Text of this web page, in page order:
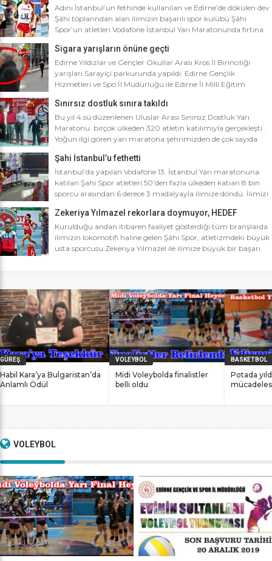
Adını İstanbul’un fethinde kullanılan ve Edirne’de dökülen dev
Şâhi toplarından alan ilimizin başarılı spor kulübü Şâhi
Spor’un atletleri Vodafone İstanbul Yarı Maratonunda fırtına
Vodafone İstanbul Yarı Maratonu’na ilimizden Şâhi Spor 5
sporcusuyla katıldı. Vodafone İstanbul Yarı Maratonu 10 bin
metre yarışına toplamda 4 bin […]
Sigara yarışların önüne geçti
Edirne Yıldızlar ve Gençler Okullar Arası Kros İl Birinciliği
yarışları Sarayiçi parkurunda yapıldı. Edirne Gençlik
Hizmetleri ve Spo İl Müdürlüğü ile Edirne İl Milli Eğitim
Birinciliği yarışları Sarayiçi parkurunda yapıldı. Oldukça soğuk
ve yağmurlu bir havada düzenlenen yarışlara katılımın
yoğun olması atletizm adına sevindirici bulunurken Atletizm
Federasyonu İl […]
Sınırsız dostluk sınıra takıldı
Bu yıl 4.sü düzenlenen Uluslar Arası Sınırsız Dostluk Yarı
Maratonu birçok ülkeden 320 atletin katılımıyla gerçekleşti .
Yoğun ilgi gören yarı maratona şehrimizden de çok sayıda
Ali Soydan tarafından yeni kurulmasına rağmen bir çok
branşta başarıdan başarıya koşan Edirne Al Kan Spor Kulübü
de […]
Şahi İstanbul’u fethetti
İstanbul’da yapılan Vodafone 13. İstanbul Yarı maratonuna
katılan Şahi Spor atletleri 50’den fazla ülkeden katıan 8 bin
sporcu arasından 6 derece 3 madalyayla ilimize döndü. İlimizi
spor, başarılarına bir yensini ekledi. İstanbul’da yapılan ve
50’yi aşkın ülkeden 8 bin sporcunun katıldığı Vodafone 13.
İstanbul Yarı Maratonuna katılan […]
Zekeriya Yılmazel rekorlara doymuyor, HEDEF
OLİMPİYAT ŞAMPİYONLUĞU
Kurulduğu andan itibaren faaliyet gösterdiği tüm branşlarda
ilimizin lokomotifi haline gelen Şâhi Spor, atletizmdeki büyük
usta sporcusu Zekeriya Yılmazel ile ilimize büyük bir başarı
başarılarına yenilerini ekledi. İstanbul Ataköy’de 11-12 Mart
2017 tarihlerinde düzenlenen Masterlar […]
GÜREŞ
Habil Kara’ya Bulgaristan’da
Anlamlı Ödül
VOLEYBOL
Midi Voleybolda finalistler
belli oldu
BASKETBOL
Potada
VOLEYBOL